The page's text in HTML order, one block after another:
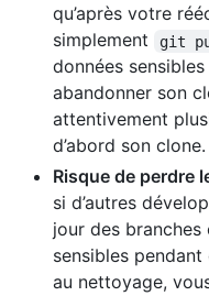
qu’après votre
simplement
git
données
abandonner son
attentivement
d’abord son clone.
Risque de perdre
si d’autres
jour des
sensibles
au nettoyage,